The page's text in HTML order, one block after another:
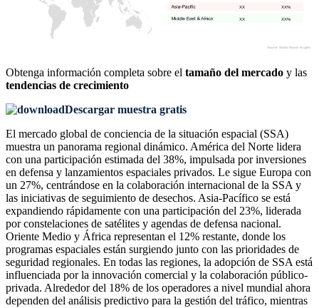
XX%
XX
XX%
XX
Obtenga información completa sobre el tamaño del mercado y las
tendencias de crecimiento
Descargar muestra gratis
El mercado global de conciencia de la situación espacial (SSA)
muestra un panorama regional dinámico. América del Norte lidera
con una participación estimada del 38%, impulsada por inversiones
en defensa y lanzamientos espaciales privados. Le sigue Europa con
un 27%, centrándose en la colaboración internacional de la SSA y
las iniciativas de seguimiento de desechos. Asia-Pacífico se está
expandiendo rápidamente con una participación del 23%, liderada
por constelaciones de satélites y agendas de defensa nacional.
Oriente Medio y África representan el 12% restante, donde los
programas espaciales están surgiendo junto con las prioridades de
seguridad regionales. En todas las regiones, la adopción de SSA está
influenciada por la innovación comercial y la colaboración público-
privada. Alrededor del 18% de los operadores a nivel mundial ahora
dependen del análisis predictivo para la gestión del tráfico, mientras